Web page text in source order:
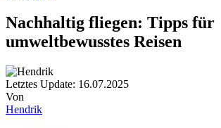
Nachhaltig fliegen: Tipps für
umweltbewusstes Reisen
Letztes Update: 16.07.2025
Von
Hendrik